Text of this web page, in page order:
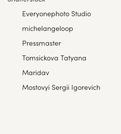
Everyonephoto Studio
michelangeloop
Pressmaster
Tomsickova Tatyana
Maridav
Mostovyi Sergii Igorevich